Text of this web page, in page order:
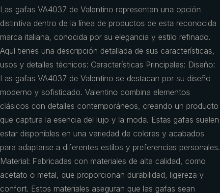
Las gafas VA4037 de Valentino representan una opción
distintiva dentro de la línea de productos de esta reconocida
marca italiana, conocida por su elegancia y estilo refinado.
Aquí tienes una descripción detallada de sus características,
usos y detalles técnicos: Características Principales: Diseño:
Las gafas VA4037 de Valentino se destacan por su diseño
moderno y sofisticado. Valentino combina elementos
clásicos con detalles contemporáneos, creando un producto
que captura la esencia del lujo y la moda. Estas gafas suelen
estar disponibles en una variedad de colores y acabados
para adaptarse a diferentes estilos y preferencias personales.
Material: Fabricadas con materiales de alta calidad, como
acetato o metal, que proporcionan durabilidad, ligereza y
confort. Estos materiales aseguran que las gafas sean